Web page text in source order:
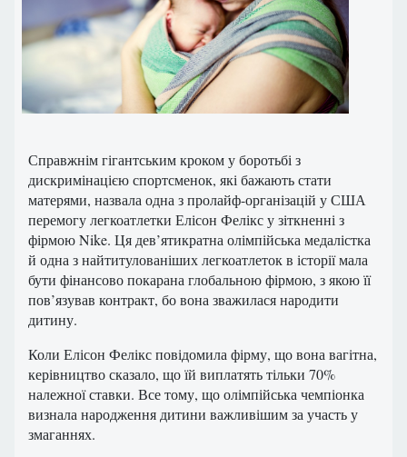
Справжнім гігантським кроком у боротьбі з
дискримінацією спортсменок, які бажають стати
матерями, назвала одна з пролайф-організацій у США
перемогу легкоатлетки Елісон Фелікс у зіткненні з
фірмою Nike. Ця дев’ятикратна олімпійська медалістка
й одна з найтитулованіших легкоатлеток в історії мала
бути фінансово покарана глобальною фірмою, з якою її
пов’язував контракт, бо вона зважилася народити
дитину.
Коли Елісон Фелікс повідомила фірму, що вона вагітна,
керівництво сказало, що їй виплатять тільки 70%
належної ставки. Все тому, що олімпійська чемпіонка
визнала народження дитини важливішим за участь у
змаганнях.